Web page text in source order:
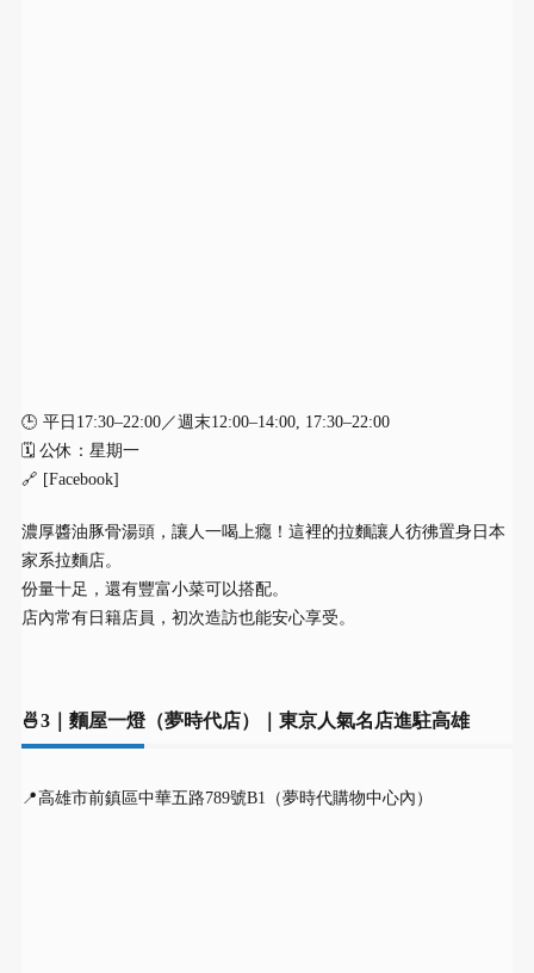
🕒 平日17:30–22:00／週末12:00–14:00, 17:30–22:00
🗓 公休：星期一
🔗 [Facebook]
濃厚醬油豚骨湯頭，讓人一喝上癮！這裡的拉麵讓人彷彿置身日本
家系拉麵店。
份量十足，還有豐富小菜可以搭配。
店內常有日籍店員，初次造訪也能安心享受。
🍜3｜麵屋一燈（夢時代店）｜東京人氣名店進駐高雄
📍高雄市前鎮區中華五路789號B1（夢時代購物中心內）